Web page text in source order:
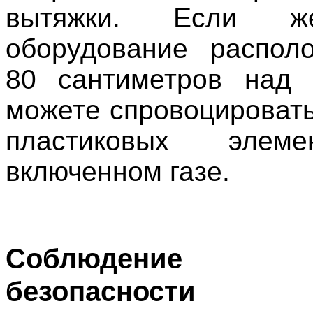
вытяжки. Если
оборудование
80 сантиметров над
можете
пластиковых
включенном газе.
Соблюдение
безопасности